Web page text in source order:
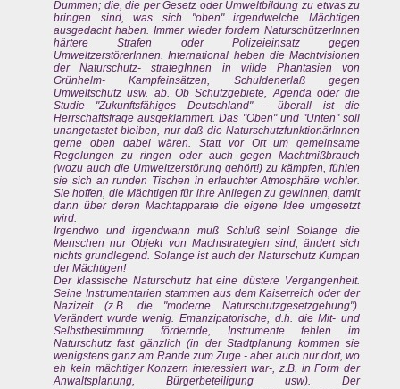
Dummen; die, die per Gesetz oder Umweltbildung zu etwas zu
bringen sind, was sich "oben" irgendwelche Mächtigen
ausgedacht haben. Immer wieder fordern NaturschützerInnen
härtere Strafen oder Polizeieinsatz gegen
UmweltzerstörerInnen. International heben die Machtvisionen
der Naturschutz- strategInnen in wilde Phantasien von
Grünhelm- Kampfeinsätzen, Schuldenerlaß gegen
Umweltschutz usw. ab. Ob Schutzgebiete, Agenda oder die
Studie "Zukunftsfähiges Deutschland" - überall ist die
Herrschaftsfrage ausgeklammert. Das "Oben" und "Unten" soll
unangetastet bleiben, nur daß die NaturschutzfunktionärInnen
gerne oben dabei wären. Statt vor Ort um gemeinsame
Regelungen zu ringen oder auch gegen Machtmißbrauch
(wozu auch die Umweltzerstörung gehört!) zu kämpfen, fühlen
sie sich an runden Tischen in erlauchter Atmosphäre wohler.
Sie hoffen, die Mächtigen für ihre Anliegen zu gewinnen, damit
dann über deren Machtapparate die eigene Idee umgesetzt
wird.
Irgendwo und irgendwann muß Schluß sein! Solange die
Menschen nur Objekt von Machtstrategien sind, ändert sich
nichts grundlegend. Solange ist auch der Naturschutz Kumpan
der Mächtigen!
Der klassische Naturschutz hat eine düstere Vergangenheit.
Seine Instrumentarien stammen aus dem Kaiserreich oder der
Nazizeit (z.B. die "moderne Naturschutzgesetzgebung").
Verändert wurde wenig. Emanzipatorische, d.h. die Mit- und
Selbstbestimmung fördernde, Instrumente fehlen im
Naturschutz fast gänzlich (in der Stadtplanung kommen sie
wenigstens ganz am Rande zum Zuge - aber auch nur dort, wo
eh kein mächtiger Konzern interessiert war-, z.B. in Form der
Anwaltsplanung, Bürgerbeteiligung usw). Der